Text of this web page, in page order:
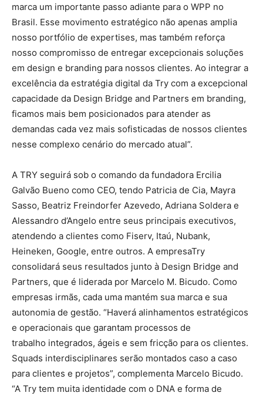
marca um importante passo adiante para o WPP no
Brasil. Esse movimento estratégico não apenas amplia
nosso portfólio de expertises, mas também reforça
nosso compromisso de entregar excepcionais soluções
em design e branding para nossos clientes. Ao integrar a
excelência da estratégia digital da Try com a excepcional
capacidade da Design Bridge and Partners em branding,
ficamos mais bem posicionados para atender as
demandas cada vez mais sofisticadas de nossos clientes
nesse complexo cenário do mercado atual”.
A TRY seguirá sob o comando da fundadora Ercilia
Galvão Bueno como CEO, tendo Patricia de Cia, Mayra
Sasso, Beatriz Freindorfer Azevedo, Adriana Soldera e
Alessandro d’Angelo entre seus principais executivos,
atendendo a clientes como Fiserv, Itaú, Nubank,
Heineken, Google, entre outros. A empresaTry
consolidará seus resultados junto à Design Bridge and
Partners, que é liderada por Marcelo M. Bicudo. Como
empresas irmãs, cada uma mantém sua marca e sua
autonomia de gestão. “Haverá alinhamentos estratégicos
e operacionais que garantam processos de
trabalho integrados, ágeis e sem fricção para os clientes.
Squads interdisciplinares serão montados caso a caso
para clientes e projetos”, complementa Marcelo Bicudo.
“A Try tem muita identidade com o DNA e forma de